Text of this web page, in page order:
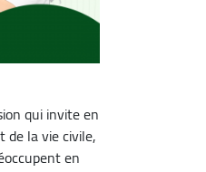
qui invite en
la vie civile,
en